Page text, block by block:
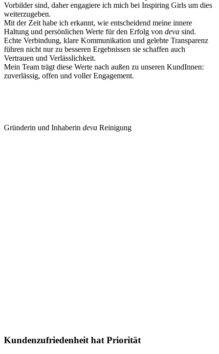
Vorbilder sind, daher engagiere ich mich bei Inspiring Girls um dies
weiterzugeben.
Mit der Zeit habe ich erkannt, wie entscheidend meine innere
Haltung und persönlichen Werte für den Erfolg von deva sind.
Echte Verbindung, klare Kommunikation und gelebte Transparenz
führen nicht nur zu besseren Ergebnissen sie schaffen auch
Vertrauen und Verlässlichkeit.
Mein Team trägt diese Werte nach außen zu unseren KundInnen:
zuverlässig, offen und voller Engagement.
Gründerin und Inhaberin deva Reinigung
Kundenzufriedenheit hat Priorität